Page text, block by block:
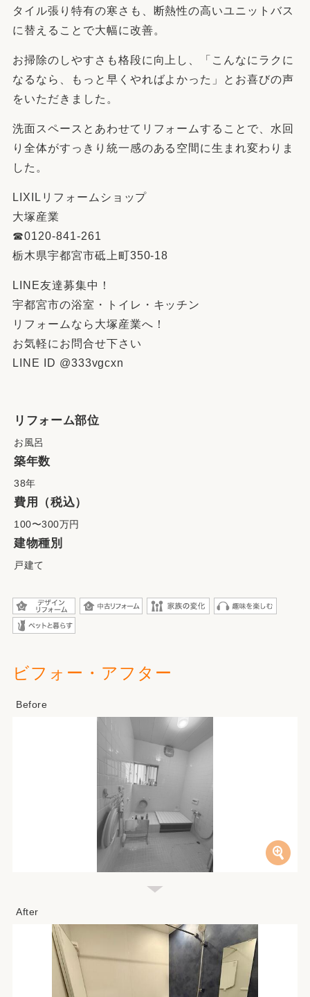
タイル張り特有の寒さも、断熱性の高いユニットバス
に替えることで大幅に改善。
お掃除のしやすさも格段に向上し、「こんなにラクに
なるなら、もっと早くやればよかった」とお喜びの声
をいただきました。
洗面スペースとあわせてリフォームすることで、水回
り全体がすっきり統一感のある空間に生まれ変わりま
した。
LIXILリフォームショップ
大塚産業
☎︎0120-841-261
栃木県宇都宮市砥上町350-18
LINE友達募集中！
宇都宮市の浴室・トイレ・キッチン
リフォームなら大塚産業へ！
お気軽にお問合せ下さい
LINE ID @333vgcxn
リフォーム部位
お風呂
築年数
38年
費用（税込）
100〜300万円
建物種別
戸建て
ビフォー・アフター